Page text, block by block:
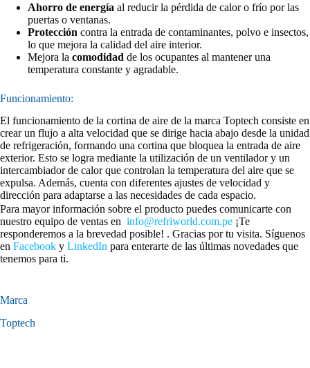
Ahorro de energía al reducir la pérdida de calor o frío por las
puertas o ventanas.
Protección contra la entrada de contaminantes, polvo e insectos,
lo que mejora la calidad del aire interior.
Mejora la comodidad de los ocupantes al mantener una
temperatura constante y agradable.
Funcionamiento:
El funcionamiento de la cortina de aire de la marca Toptech consiste en
crear un flujo a alta velocidad que se dirige hacia abajo desde la unidad
de refrigeración, formando una cortina que bloquea la entrada de aire
exterior. Esto se logra mediante la utilización de un ventilador y un
intercambiador de calor que controlan la temperatura del aire que se
expulsa. Además, cuenta con diferentes ajustes de velocidad y
dirección para adaptarse a las necesidades de cada espacio.
Para mayor información sobre el producto puedes comunicarte con
nuestro equipo de ventas en info@refriworld.com.pe ¡Te
responderemos a la brevedad posible! . Gracias por tu visita. Síguenos
en Facebook y LinkedIn para enterarte de las últimas novedades que
tenemos para ti.
Marca
Toptech